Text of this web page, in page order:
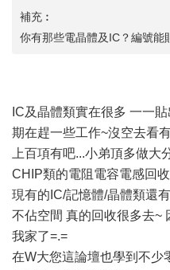
補充︰
你有那些電晶體及IC？編號能
IC及晶體類實在很多 一一
期在趕一些工作~沒空去看
上百項有吧...小弟頂多做大
CHIP類的電阻電容電感回
現有的IC/記憶體/晶體類還
不佔空間 真的回收很多去~
我家了=.=
在W大您這論壇也學到不少